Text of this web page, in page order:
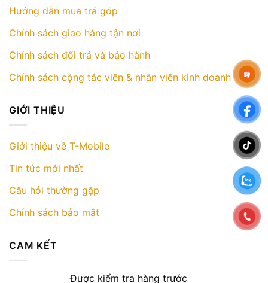
Hướng dẫn mua trả góp
Chính sách giao hàng tận nơi
Chính sách đổi trả và bảo hành
Chính sách cộng tác viên & nhân viên kinh doanh
GIỚI THIỆU
Giới thiệu về T-Mobile
Tin tức mới nhất
Câu hỏi thường gặp
Chính sách bảo mật
CAM KẾT
Được kiểm tra hàng trước